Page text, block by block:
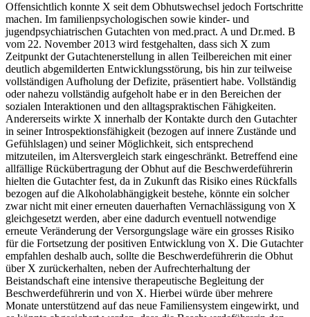
Offensichtlich konnte X seit dem Obhutswechsel jedoch Fortschritte
machen. Im familienpsychologischen sowie kinder- und
jugendpsychiatrischen Gutachten von med.pract. A und Dr.med. B
vom 22. November 2013 wird festgehalten, dass sich X zum
Zeitpunkt der Gutachtenerstellung in allen Teilbereichen mit einer
deutlich abgemilderten Entwicklungsstörung, bis hin zur teilweise
vollständigen Aufholung der Defizite, präsentiert habe. Vollständig
oder nahezu vollständig aufgeholt habe er in den Bereichen der
sozialen Interaktionen und den alltagspraktischen Fähigkeiten.
Andererseits wirkte X innerhalb der Kontakte durch den Gutachter
in seiner Introspektionsfähigkeit (bezogen auf innere Zustände und
Gefühlslagen) und seiner Möglichkeit, sich entsprechend
mitzuteilen, im Altersvergleich stark eingeschränkt. Betreffend eine
allfällige Rückübertragung der Obhut auf die Beschwerdeführerin
hielten die Gutachter fest, da in Zukunft das Risiko eines Rückfalls
bezogen auf die Alkoholabhängigkeit bestehe, könnte ein solcher
zwar nicht mit einer erneuten dauerhaften Vernachlässigung von X
gleichgesetzt werden, aber eine dadurch eventuell notwendige
erneute Veränderung der Versorgungslage wäre ein grosses Risiko
für die Fortsetzung der positiven Entwicklung von X. Die Gutachter
empfahlen deshalb auch, sollte die Beschwerdeführerin die Obhut
über X zurückerhalten, neben der Aufrechterhaltung der
Beistandschaft eine intensive therapeutische Begleitung der
Beschwerdeführerin und von X. Hierbei würde über mehrere
Monate unterstützend auf das neue Familiensystem eingewirkt, und